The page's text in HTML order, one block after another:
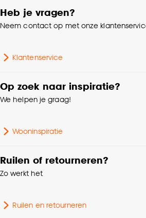
Heb je vragen?
Neem contact op met onze
Klantenservice
Op zoek naar inspiratie?
We helpen je graag!
Wooninspiratie
Ruilen of retourneren?
Zo werkt het
Ruilen en retourneren